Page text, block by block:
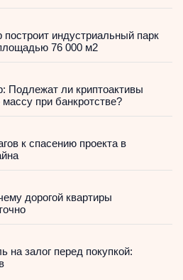
индустриальный парк
76 000 м2
ли криптоактивы
при банкротстве?
к спасению проекта в
дорогой квартиры
на залог перед покупкой: